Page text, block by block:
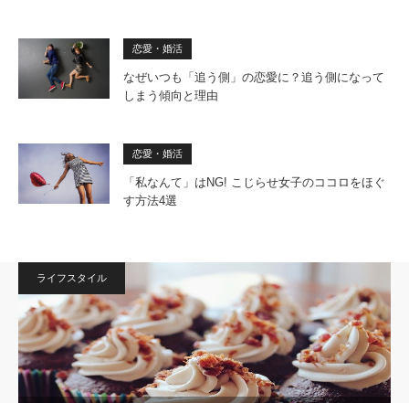
恋愛・婚活
なぜいつも「追う側」の恋愛に？追う側になって
しまう傾向と理由
恋愛・婚活
「私なんて」はNG! こじらせ女子のココロをほぐ
す方法4選
ライフスタイル